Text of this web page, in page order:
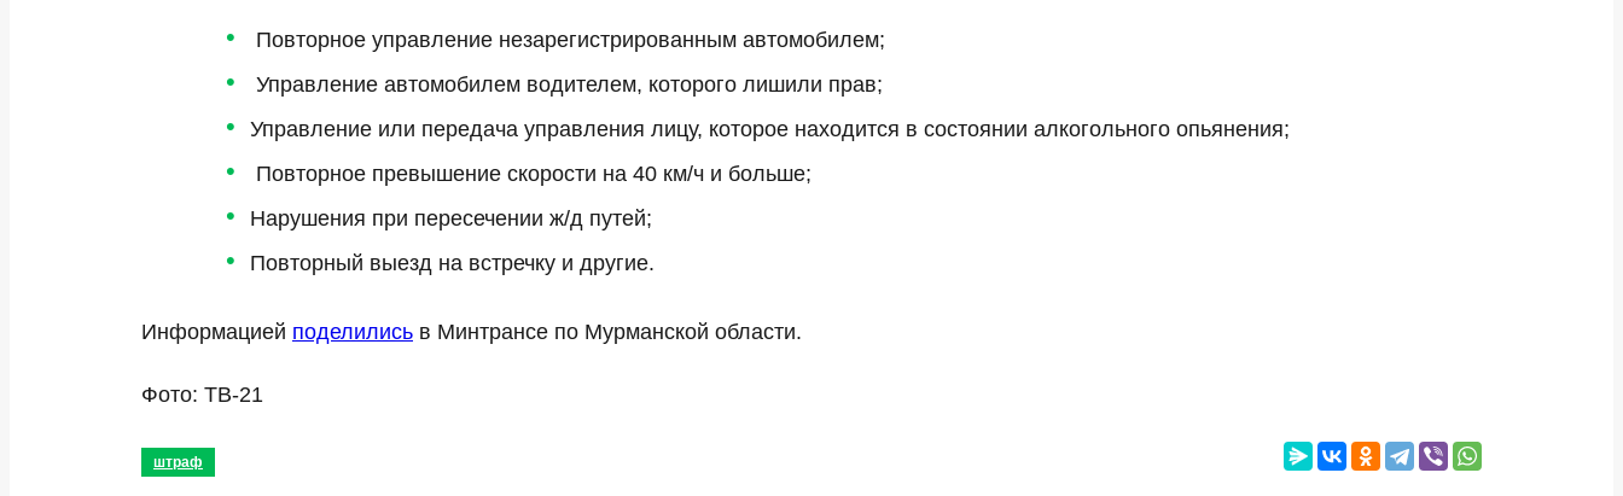
Повторное управление незарегистрированным автомобилем;
Управление автомобилем водителем, которого лишили прав;
Управление или передача управления лицу, которое находится в состоянии алкогольного опьянения;
Повторное превышение скорости на 40 км/ч и больше;
Нарушения при пересечении ж/д путей;
Повторный выезд на встречку и другие.
Информацией поделились в Минтрансе по Мурманской области.
Фото: ТВ-21
штраф